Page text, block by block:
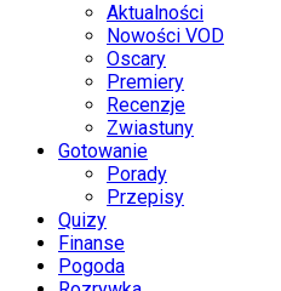
Aktualności
Nowości VOD
Oscary
Premiery
Recenzje
Zwiastuny
Gotowanie
Porady
Przepisy
Quizy
Finanse
Pogoda